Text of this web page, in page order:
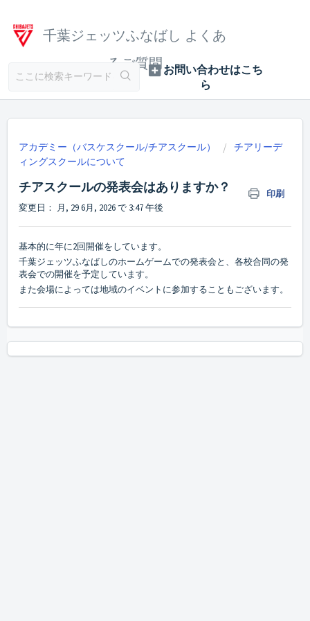
千葉ジェッツふなばし よくあ
るご質問
アカデミー（バスケスクール/チアスクール）
チアリーデ
ィングスクールについて
チアスクールの発表会はありますか？ 印刷
変更日： 月, 29 6月, 2026 で 3:47 午後
基本的に年に2回開催をしています。
千葉ジェッツふなばしのホームゲームでの発表会と、各校合同の発
表会での開催を予定しています。
また会場によっては地域のイベントに参加することもございます。